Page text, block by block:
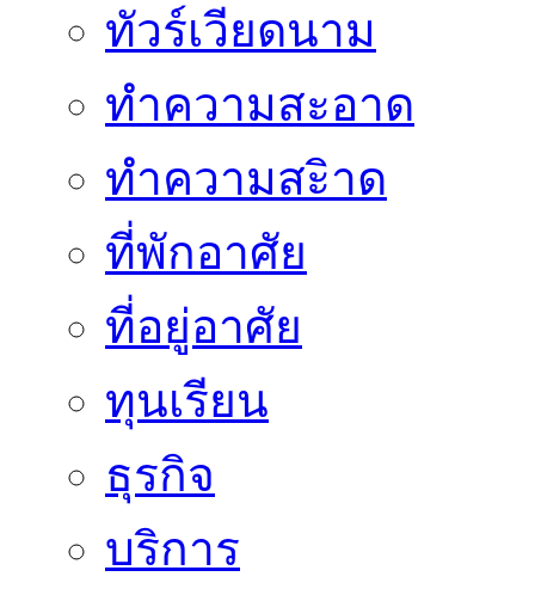
ทัวร์เวียดนาม
ทำความสะอาด
ทำความสะิาด
ที่พักอาศัย
ที่อยู่อาศัย
ทุนเรียน
ธุรกิจ
บริการ